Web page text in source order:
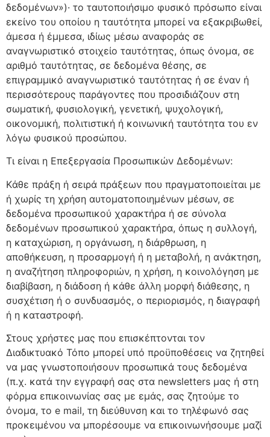
δεδομένων»)· το ταυτοποιήσιμο φυσικό πρόσωπο είναι
εκείνο του οποίου η ταυτότητα μπορεί να εξακριβωθεί,
άμεσα ή έμμεσα, ιδίως μέσω αναφοράς σε
αναγνωριστικό στοιχείο ταυτότητας, όπως όνομα, σε
αριθμό ταυτότητας, σε δεδομένα θέσης, σε
επιγραμμικό αναγνωριστικό ταυτότητας ή σε έναν ή
περισσότερους παράγοντες που προσιδιάζουν στη
σωματική, φυσιολογική, γενετική, ψυχολογική,
οικονομική, πολιτιστική ή κοινωνική ταυτότητα του εν
λόγω φυσικού προσώπου.
Τι είναι η Επεξεργασία Προσωπικών Δεδομένων:
Kάθε πράξη ή σειρά πράξεων που πραγματοποιείται με
ή χωρίς τη χρήση αυτοματοποιημένων μέσων, σε
δεδομένα προσωπικού χαρακτήρα ή σε σύνολα
δεδομένων προσωπικού χαρακτήρα, όπως η συλλογή,
η καταχώριση, η οργάνωση, η διάρθρωση, η
αποθήκευση, η προσαρμογή ή η μεταβολή, η ανάκτηση,
η αναζήτηση πληροφοριών, η χρήση, η κοινολόγηση με
διαβίβαση, η διάδοση ή κάθε άλλη μορφή διάθεσης, η
συσχέτιση ή ο συνδυασμός, ο περιορισμός, η διαγραφή
ή η καταστροφή.
Στους χρήστες μας που επισκέπτονται τον
Διαδικτυακό Τόπο μπορεί υπό προϋποθέσεις να ζητηθεί
να μας γνωστοποιήσουν προσωπικά τους δεδομένα
(π.χ. κατά την εγγραφή σας στα newsletters μας ή στη
φόρμα επικοινωνίας σας με εμάς, σας ζητούμε το
όνομα, το e mail, τη διεύθυνση και το τηλέφωνό σας
προκειμένου να μπορέσουμε να επικοινωνήσουμε μαζί